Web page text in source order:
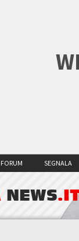
FORUM SEGNALA
NEWS